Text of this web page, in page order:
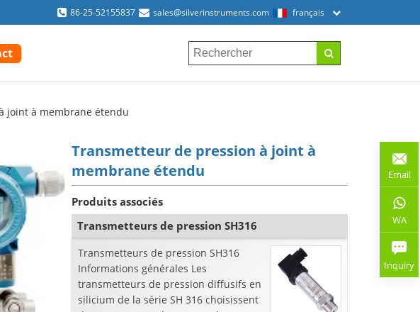
86-25-52155837 sales@silverinstruments.com français
joint à membrane étendu
Transmetteur de pression à joint à
membrane étendu
Produits associés
Transmetteurs de pression SH316
Transmetteurs de pression SH316
Informations générales Les
transmetteurs de pression diffusifs en
silicium de la série SH 316 choisissent
Email
WA
Inquiry